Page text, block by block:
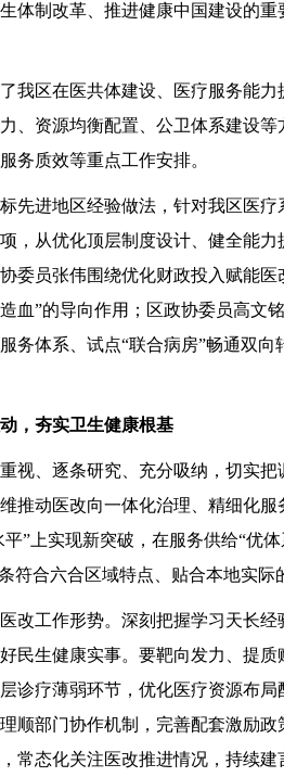
体制改革、推进健康中国建设的重
我区在医共体建设、医疗服务能力
、资源均衡配置、公卫体系建设
务质效等重点工作安排。
先进地区经验做法，针对我区医
，从优化顶层制度设计、健全能
委员张伟围绕优化财政投入赋能
血”的导向作用；区政协委员高文
务体系、试点“联合病房”畅通双向
，夯实卫生健康根基
、逐条研究、充分吸纳，切实把
推动医改向一体化治理、精细化
”上实现新突破，在服务供给“优
符合六合区域特点、贴合本地实际
改工作形势。深刻把握学习天长
民生健康实事。要靶向发力、提
诊疗薄弱环节，优化医疗资源布局
顺部门协作机制，完善配套激励
常态化关注医改推进情况，持续